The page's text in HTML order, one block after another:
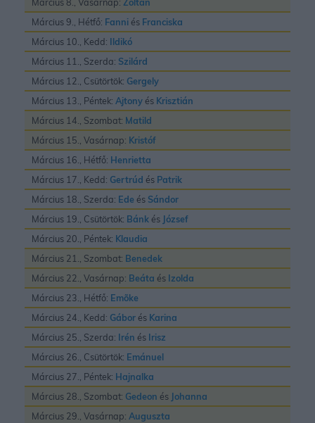
Március 9., Hétfő: Fanni és Franciska
Március 10., Kedd: Ildikó
Március 11., Szerda: Szilárd
Március 12., Csütörtök: Gergely
Március 13., Péntek: Ajtony és Krisztián
Március 14., Szombat: Matild
Március 15., Vasárnap: Kristóf
Március 16., Hétfő: Henrietta
Március 17., Kedd: Gertrúd és Patrik
Március 18., Szerda: Ede és Sándor
Március 19., Csütörtök: Bánk és József
Március 20., Péntek: Klaudia
Március 21., Szombat: Benedek
Március 22., Vasárnap: Beáta és Izolda
Március 23., Hétfő: Emõke
Március 24., Kedd: Gábor és Karina
Március 25., Szerda: Irén és Irisz
Március 26., Csütörtök: Emánuel
Március 27., Péntek: Hajnalka
Március 28., Szombat: Gedeon és Johanna
Március 29., Vasárnap: Auguszta